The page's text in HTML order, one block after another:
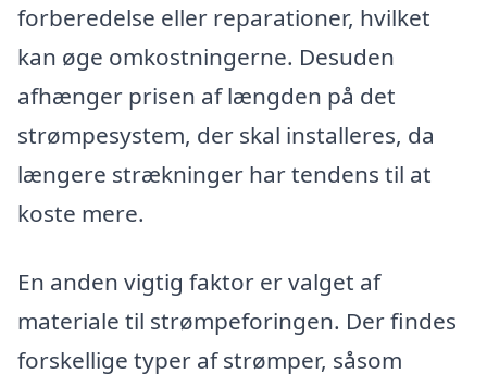
forberedelse eller reparationer, hvilket
kan øge omkostningerne. Desuden
afhænger prisen af længden på det
strømpesystem, der skal installeres, da
længere strækninger har tendens til at
koste mere.
En anden vigtig faktor er valget af
materiale til strømpeforingen. Der findes
forskellige typer af strømper, såsom